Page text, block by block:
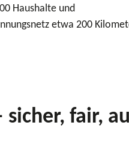
Haushalte und
etwa 200
fair,